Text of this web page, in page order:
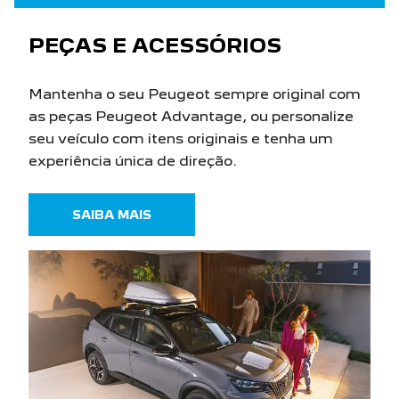
PEÇAS E ACESSÓRIOS
Mantenha o seu Peugeot sempre original com
as peças Peugeot Advantage, ou personalize
seu veículo com itens originais e tenha um
experiência única de direção.
SAIBA MAIS